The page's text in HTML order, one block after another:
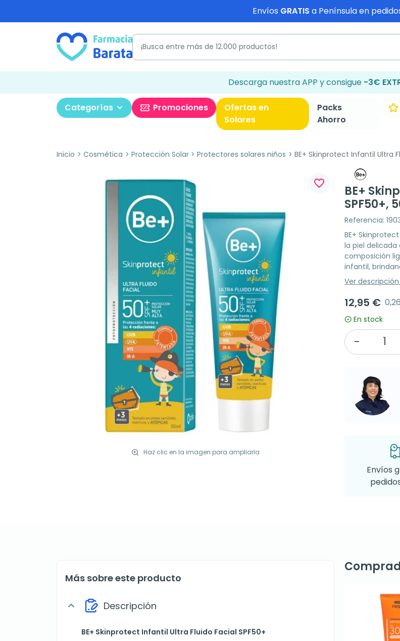
Envíos GRATIS a Península en
Descarga nuestra APP y consigue -3€
Categorías Promociones
Ofertas en
Solares
Packs
Ahorro
Inicio Cosmética Protección Solar Protectores solares niños BE+ Skinprotect Infantil Ultra
Haz clic en la imagen para ampliarla
favorite_border
BE+
SPF50+,
Referencia:
BE+
la piel delicada
composición
infantil,
Ver
12,95 €
En stock
Envíos
Más sobre este producto
expand_more Descripción
BE+ Skinprotect Infantil Ultra Fluido Facial SPF50+